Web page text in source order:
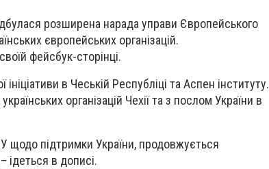
розширена нарада управи Європейського
європейських організацій.
фейсбук-сторінці.
в Чеській Республіці та Аспен інституту.
організацій Чехії та з послом України в
щодо підтримки України, продовжується
ідеться в дописі.